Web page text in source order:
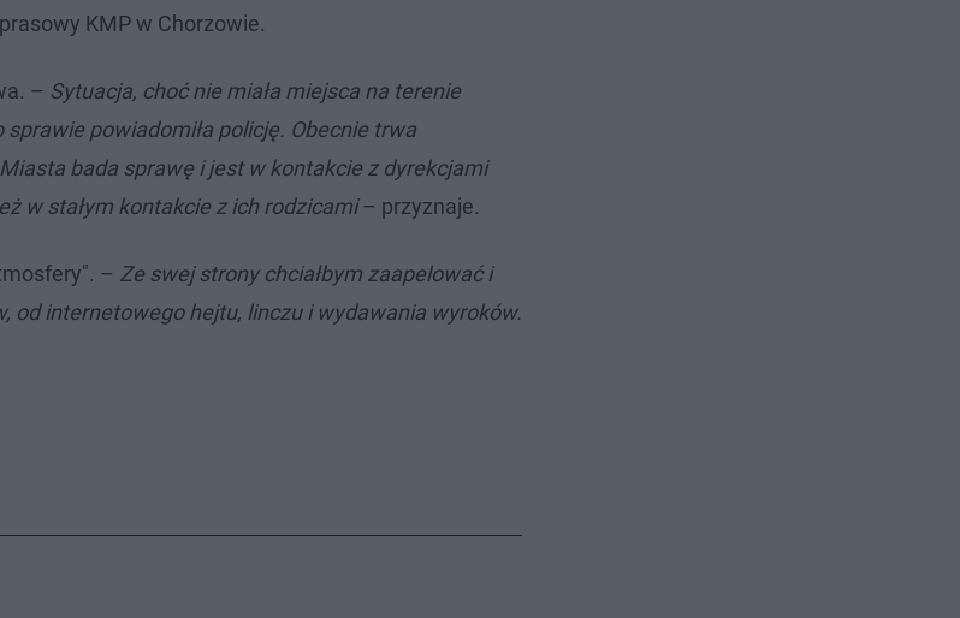
KMP w Chorzowie.
– Sytuacja, choć nie miała miejsca na terenie
sprawie powiadomiła policję. Obecnie trwa
bada sprawę i jest w kontakcie z dyrekcjami
w stałym kontakcie z ich rodzicami– przyznaje.
– Ze swej strony chciałbym zaapelować i
od internetowego hejtu, linczu i wydawania wyroków.